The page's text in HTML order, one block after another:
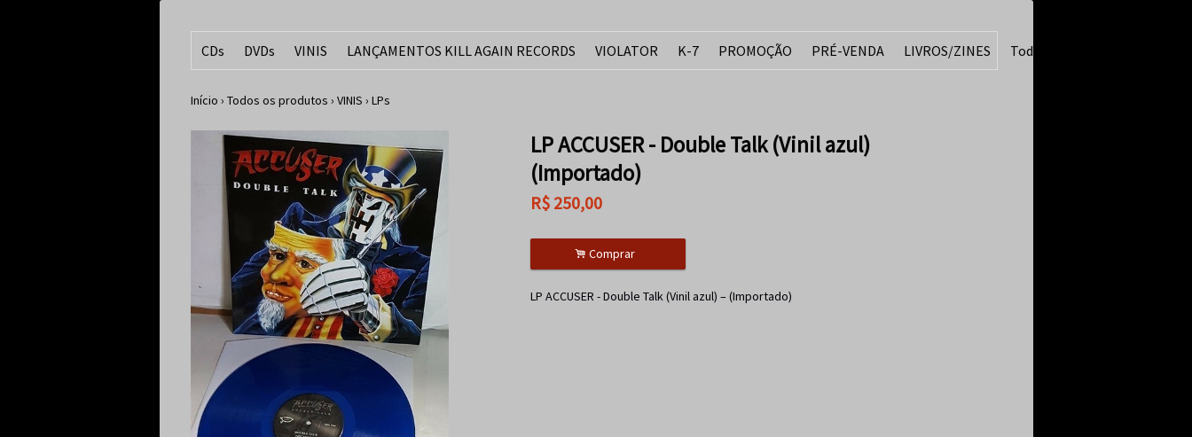
CDs DVDs VINIS LANÇAMENTOS KILL AGAIN RECORDS VIOLATOR K-7 PROMOÇÃO PRÉ-VENDA LIVROS/ZINES Todos
Início › Todos os produtos › VINIS › LPs
LP ACCUSER - Double Talk (Vinil azul)
(Importado)
R$ 250,00
. Comprar
LP ACCUSER - Double Talk (Vinil azul) – (Importado)